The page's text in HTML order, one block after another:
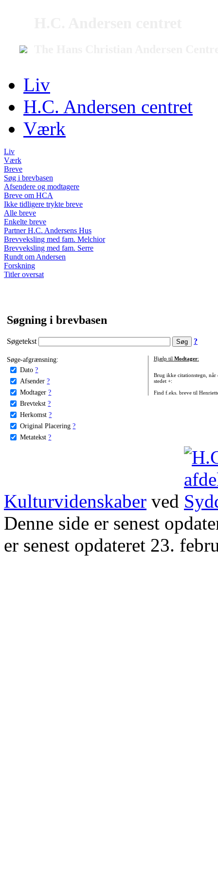
Liv
H.C. Andersen centret
Værk
Liv
Værk
Breve
Søg i brevbasen
Afsendere og modtagere
Breve om HCA
Ikke tidligere trykte breve
Alle breve
Enkelte breve
Partner H.C. Andersens Hus
Brevveksling med fam. Melchior
Brevveksling med fam. Serre
Rundt om Andersen
Forskning
Titler oversat
Søgning i brevbasen
Søgetekst ?
Søge-afgrænsning:
Dato ?
Afsender ?
Modtager ?
Brevtekst ?
Herkomst ?
Original Placering ?
Metatekst ?
Hjælp til Modtager:
Brug ikke citationstegn, når
stedet +:
Find f.eks. breve til
Kulturvidenskaber ved
Denne side er senest
er senest opdateret 23.